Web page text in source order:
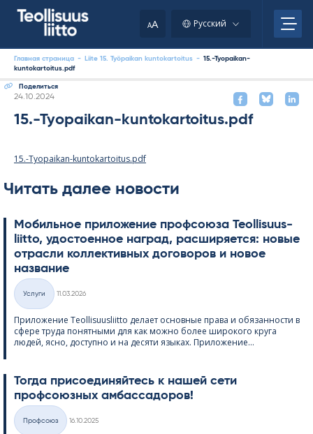
AA Русский
Главная страница - Liite 15. Työpaikan kuntokartoitus - 15.-Tyopaikan-
kuntokartoitus.pdf
Поделиться
Kirjoitettu
24.10.2024
15.-Tyopaikan-kuntokartoitus.pdf
15.-Tyopaikan-kuntokartoitus.pdf
Читать далее новости
Мобильное приложение профсоюза Teol­li­suus­
liitto, удостоенное наград, расширяется: новые
отрасли коллективных договоров и новое
название
Категории
Услуги
11.03.2026
Приложение Teol­li­suus­liitto делает основные права и обязанности в
сфере труда понятными для как можно более широкого круга
людей, ясно, доступно и на десяти языках. Приложение...
Тогда присоединяйтесь к нашей сети
профсоюзных амбассадоров!
Категории
Профсоюз
16.10.2025